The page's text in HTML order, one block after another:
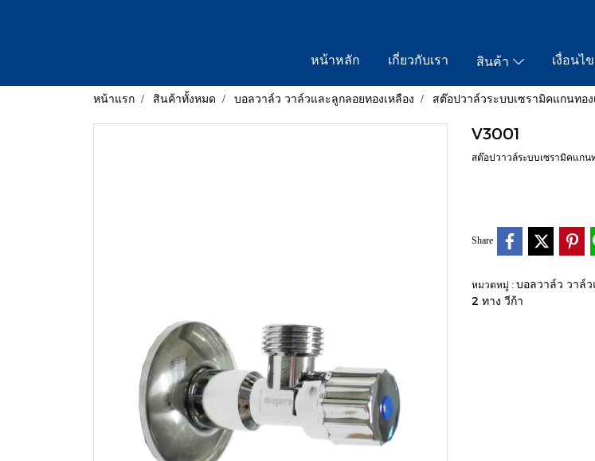
หน้าหลัก เกี่ยวกับเรา สินค้า เงื่อนไ
หน้าแรก สินค้าทั้งหมด บอลวาล์ว วาล์วและลูกลอยทองเหลือง สต๊อปวาล์วระบบเซรามิคแกนทอ
V3001
สต๊อปวาวล์ระบบเซรามิคแกน
Share
หมวดหมู่ : บอลวาล์ว วาล์ว
2 ทาง วีก้า